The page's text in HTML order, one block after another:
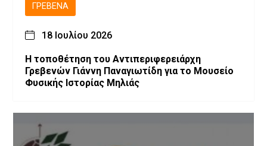
ΓΡΕΒΕΝΆ
18 Ιουλίου 2026
Η τοποθέτηση του Αντιπεριφερειάρχη
Γρεβενών Γιάννη Παναγιωτίδη για το Μουσείο
Φυσικής Ιστορίας Μηλιάς